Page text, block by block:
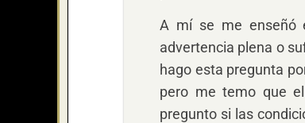
A mí se me enseñó
advertencia plena o
hago esta pregunta
pero me temo que
pregunto si las